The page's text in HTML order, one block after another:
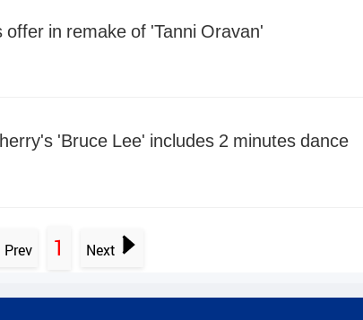
in remake of 'Tanni Oravan'
'Bruce Lee' includes 2 minutes dance
Prev 1 Next